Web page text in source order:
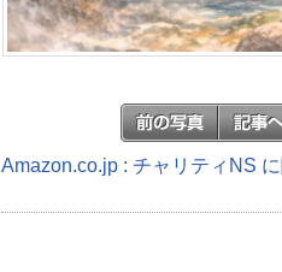
Amazon.co.jp : チャリティNS